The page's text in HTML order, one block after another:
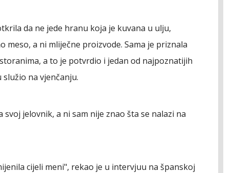
da ne jede hranu koja je kuvana u ulju,
meso, a ni mliječne proizvode. Sama je priznala
a to je potvrdio i jedan od najpoznatijih
na vjenčanju.
jelovnik, a ni sam nije znao šta se nalazi na
cijeli meni", rekao je u intervjuu na španskoj